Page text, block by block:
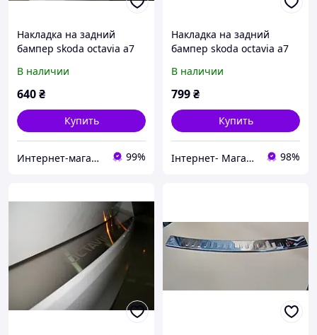
Накладка на задний
бампер skoda octavia a7
логотипом, без загиба.
нерж.
В наличии
640₴
Купить
Интернет-магазин "Carmos" 99%
Накладка на задний
бампер skoda octavia a7
логотипом, с загибом.
нерж.
В наличии
799₴
Купить
Інтернет- Магазин "Stuning" 98%